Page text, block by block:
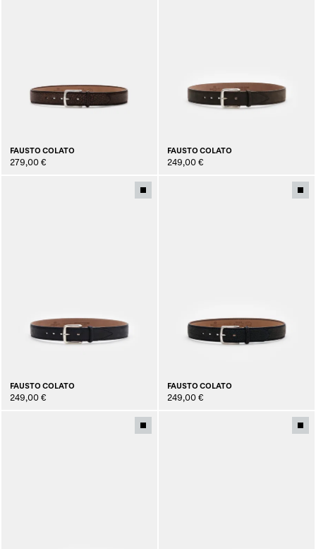
FAUSTO COLATO
279,00 €
FAUSTO COLATO
249,00 €
FAUSTO COLATO
249,00 €
FAUSTO COLATO
249,00 €